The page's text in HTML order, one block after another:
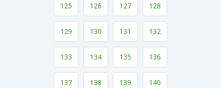
125 126 127 128
129 130 131 132
133 134 135 136
137 138 139 140